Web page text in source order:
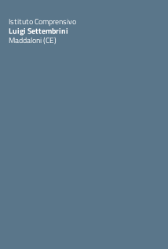
Istituto Comprensivo
Luigi Settembrini
Maddaloni (CE)